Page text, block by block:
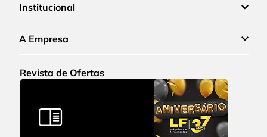
Institucional
A Empresa
Revista de Ofertas